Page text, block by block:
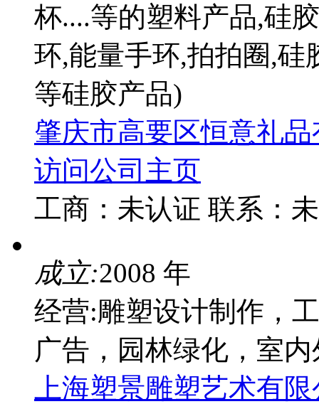
杯....等的塑料产品,硅
环,能量手环,拍拍圈,硅
等硅胶产品)
肇庆市高要区恒意礼
访问公司主页
工商： 未认证 联系：
成立:2008 年
经营:雕塑设计制作，
广告，园林绿化，室
上海塑景雕塑艺术有